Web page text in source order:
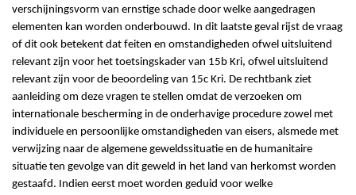
verschijningsvorm van ernstige schade door welke aangedragen
elementen kan worden onderbouwd. In dit laatste geval rijst de vraag
of dit ook betekent dat feiten en omstandigheden ofwel uitsluitend
relevant zijn voor het toetsingskader van 15b Kri, ofwel uitsluitend
relevant zijn voor de beoordeling van 15c Kri. De rechtbank ziet
aanleiding om deze vragen te stellen omdat de verzoeken om
internationale bescherming in de onderhavige procedure zowel met
individuele en persoonlijke omstandigheden van eisers, alsmede met
verwijzing naar de algemene geweldssituatie en de humanitaire
situatie ten gevolge van dit geweld in het land van herkomst worden
gestaafd. Indien eerst moet worden geduid voor welke